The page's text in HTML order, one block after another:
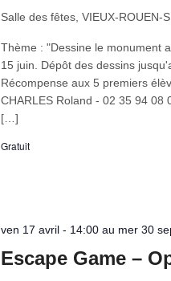
Salle des fêtes, VIEUX-ROUEN-
Thème : "Dessine le monument
15 juin. Dépôt des dessins
Récompense aux 5 premiers
CHARLES Roland - 02 35 94 08
[…]
Gratuit
ven 17 avril - 14:00 au mer 30
Escape Game –